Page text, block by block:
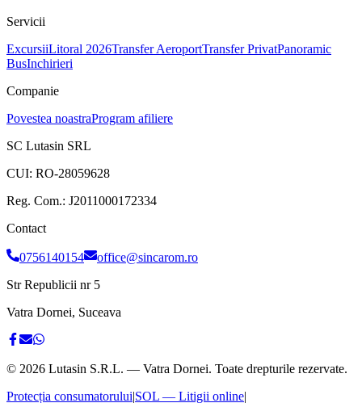
Servicii
ExcursiiLitoral 2026Transfer AeroportTransfer PrivatPanoramic
BusInchirieri
Companie
Povestea noastraProgram afiliere
SC Lutasin SRL
CUI: RO-28059628
Reg. Com.: J2011000172334
Contact
0756140154
office@sincarom.ro
Str Republicii nr 5
Vatra Dornei, Suceava
© 2026 Lutasin S.R.L. — Vatra Dornei. Toate drepturile rezervate.
Protecția consumatorului|SOL — Litigii online|